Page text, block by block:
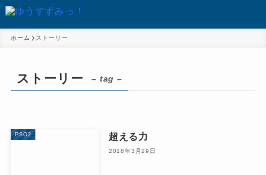
ホーム ストーリー
ストーリー – tag –
PSO2 超える力
2018年3月29日